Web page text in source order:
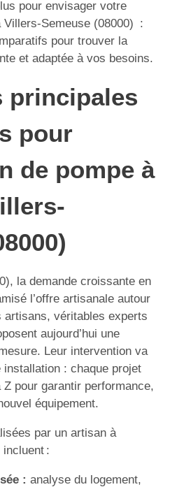
pour envisager votre
Villers-Semeuse (08000) :
pour trouver la
et adaptée à vos besoins.
principales
pour
de pompe à
la demande croissante en
l’offre artisanale autour
artisans, véritables experts
aujourd’hui une
Leur intervention va
: chaque projet
pour garantir performance,
équipement.
par un artisan à
:
: analyse du logement,